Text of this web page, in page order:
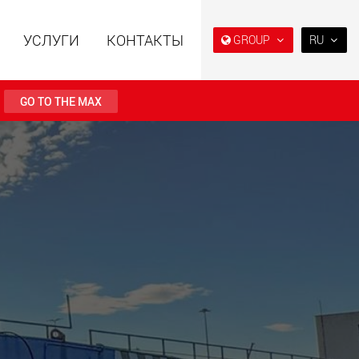
GROUP
прицепы с
конструкцией
нагрузки от
т
нагрузки от 20 т транспортные средства с
аккумуляторным
питанием и
RU
УСЛУГИ КОНТАКТЫ
GO TO THE MAX